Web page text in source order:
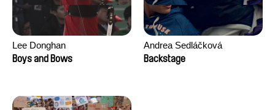
Lee Donghan
Boys and Bows
Andrea Sedláčková
Backstage